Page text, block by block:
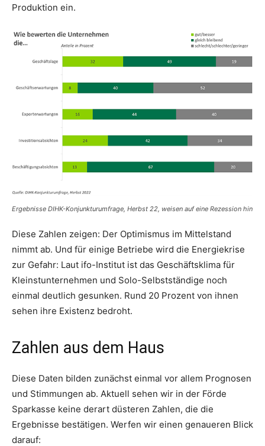
Produktion ein.
Ergebnisse DIHK-Konjunkturumfrage, Herbst 22, weisen auf eine Rezession hin
Diese Zahlen zeigen: Der Optimismus im Mittelstand
nimmt ab. Und für einige Betriebe wird die Energiekrise
zur Gefahr: Laut ifo-Institut ist das Geschäftsklima für
Kleinstunternehmen und Solo-Selbstständige noch
einmal deutlich gesunken. Rund 20 Prozent von ihnen
sehen ihre Existenz bedroht.
Zahlen aus dem Haus
Diese Daten bilden zunächst einmal vor allem Prognosen
und Stimmungen ab. Aktuell sehen wir in der Förde
Sparkasse keine derart düsteren Zahlen, die die
Ergebnisse bestätigen. Werfen wir einen genaueren Blick
darauf: